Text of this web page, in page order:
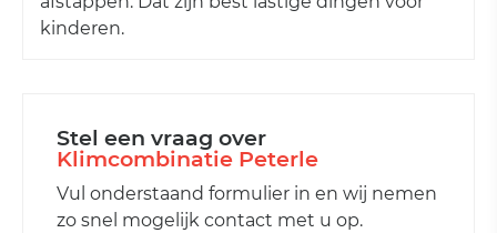
kinderen.
Stel een vraag over
Klimcombinatie Peterle
Vul onderstaand formulier in en wij nemen
zo snel mogelijk contact met u op.